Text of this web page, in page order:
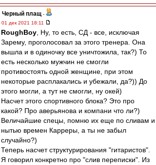
Черный плащ -
01 дек 2021 18:11
RoughBoy , Ну, то есть, СД - все, исключая
Зарему, проголосовал за этого тренера. Она
вышла и в одиночку все уничтожила, так?) То
есть несколько мужчин не смогли
противостоять одной женщине, при этом
некоторые расплакались и убежали, да?)) До
этого могли, а тут не смогли, ну окей)
Насчет этого спортивного блока? Это про
какой? Про аверьянова и компани что ли?)
Величайшие спецы, помню их еще по сливам и
нытью времен Карреры, а ты не забыл
случайно?)
Теперь насчет структурирования "гитаристов".
Я говорил конкретно про "слив переписки". Из